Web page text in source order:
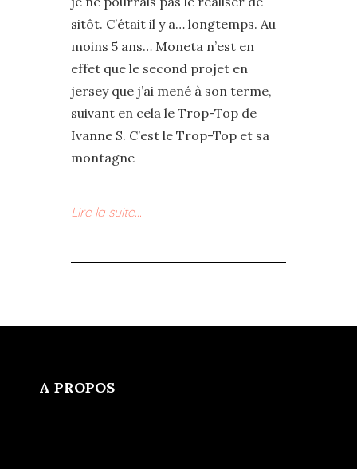
sitôt. C’était il y a… longtemps. Au
moins 5 ans… Moneta n’est en
effet que le second projet en
jersey que j’ai mené à son terme,
suivant en cela le Trop-Top de
Ivanne S. C’est le Trop-Top et sa
montagne
Lire la suite…
A PROPOS